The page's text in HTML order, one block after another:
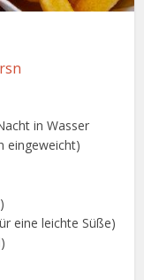
in Wasser
eingeweicht)
eine leichte Süße)